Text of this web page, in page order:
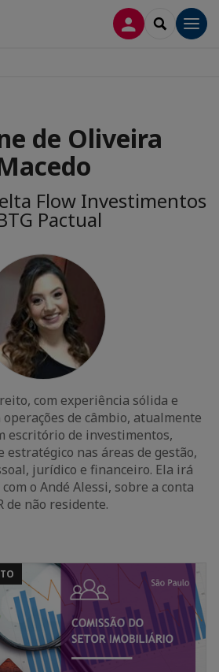
CONEXÃOSEARCH
de Oliveira
Flow Investimentos
Pactual
com experiência sólida e
de câmbio, atualmente
escritório de investimentos,
estratégico nas áreas de gestão,
jurídico e financeiro. Ela irá
o Andé Alessi, sobre a conta
de não residente.